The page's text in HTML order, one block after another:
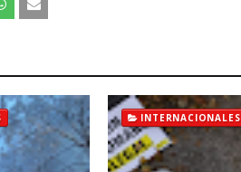
INTERNACIONALES